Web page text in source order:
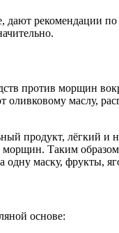
дают
против морщин
маслу,
продукт, лёгкий
Таким
одну маску, фрукты,
основе: